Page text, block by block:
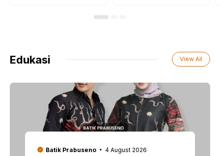
Edukasi View All
Batik Prabuseno 4 August 2026